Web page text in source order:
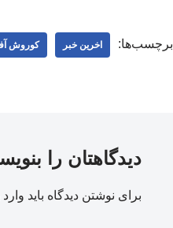
برچسب‌ها: اخرین خبر کوروش
دیدگاهتان را
برای نوشتن دیدگاه باید